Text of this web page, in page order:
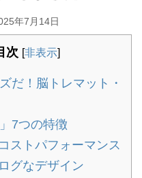
年7月14日
次 [非表示]
だ！脳トレマット・
7つの特徴
トパフォーマンス
グなデザイン